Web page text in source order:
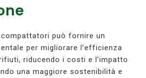
può fornire un
per migliorare l’efficienza
riducendo i costi e l’impatto
una maggiore sostenibilità e